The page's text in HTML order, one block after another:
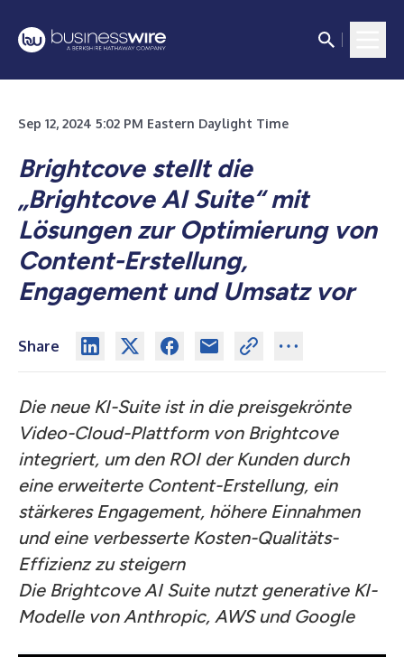
Sep 12, 2024 5:02 PM Eastern Daylight Time
Brightcove stellt die
„Brightcove AI Suite“ mit
Lösungen zur Optimierung von
Content-Erstellung,
Engagement und Umsatz vor
Share
Die neue KI-Suite ist in die preisgekrönte
Video-Cloud-Plattform von Brightcove
integriert, um den ROI der Kunden durch
eine erweiterte Content-Erstellung, ein
stärkeres Engagement, höhere Einnahmen
und eine verbesserte Kosten-Qualitäts-
Effizienz zu steigern
Die Brightcove AI Suite nutzt generative KI-
Modelle von Anthropic, AWS und Google